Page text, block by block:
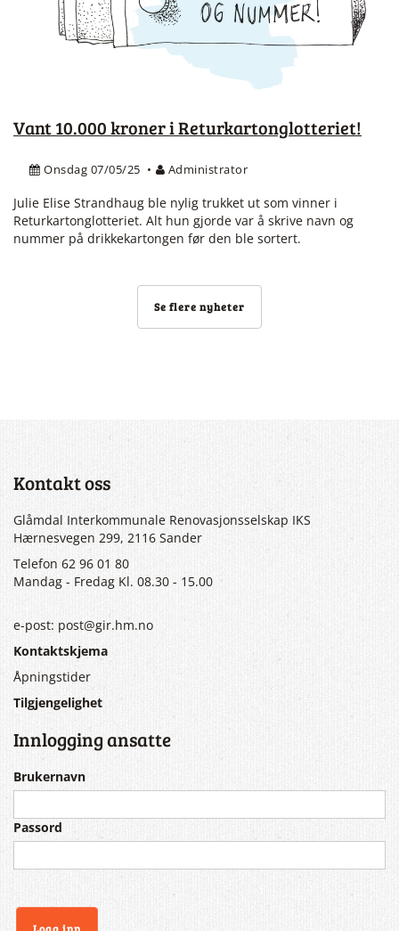
Vant 10.000 kroner i Returkartonglotteriet!
Onsdag 07/05/25 Administrator
Julie Elise Strandhaug ble nylig trukket ut som vinner i
Returkartonglotteriet. Alt hun gjorde var å skrive navn og
nummer på drikkekartongen før den ble sortert.
Se flere nyheter
Kontakt oss
Glåmdal Interkommunale Renovasjonsselskap IKS
Hærnesvegen 299, 2116 Sander
Telefon 62 96 01 80
Mandag - Fredag Kl. 08.30 - 15.00
e-post: post@gir.hm.no
Kontaktskjema
Åpningstider
Tilgjengelighet
Innlogging ansatte
Brukernavn
Passord